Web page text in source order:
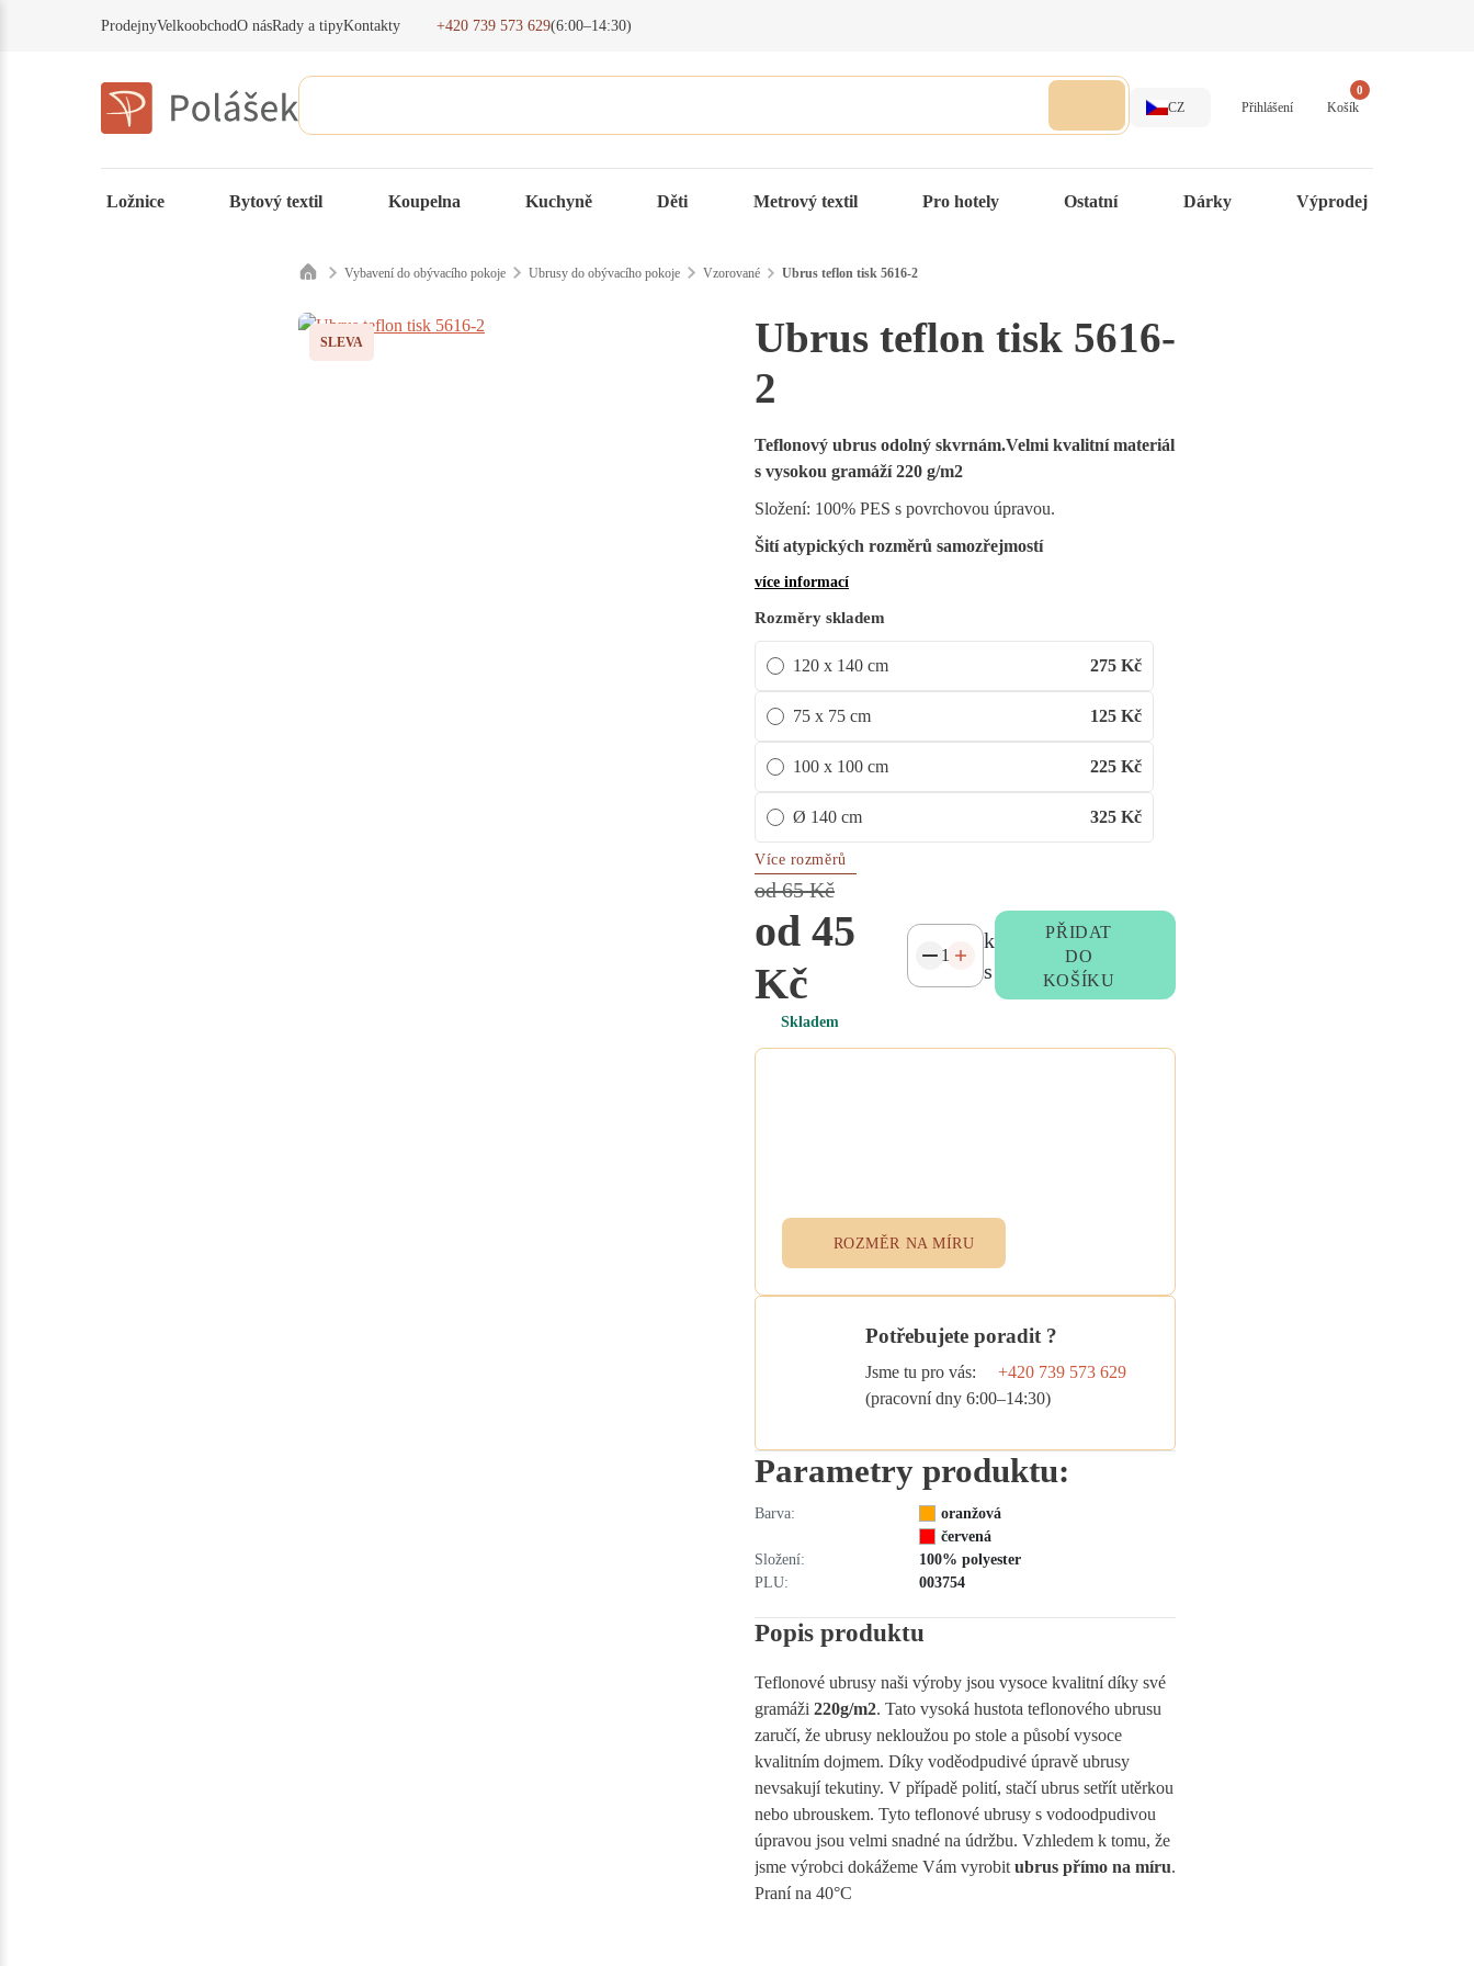
ProdejnyVelkoobchodO násRady a tipyKontakty +420 739 573 629(6:00–14:30)
CZ Přihlášení
0
Košík
Ložnice Bytový textil Koupelna Kuchyně Děti Metrový textil Pro hotely Ostatní Dárky Výprodej
Vybavení do obývacího pokoje Ubrusy do obývacího pokoje Vzorované Ubrus teflon tisk 5616-2
SLEVA
Ubrus teflon tisk 5616-
2
Teflonový ubrus odolný skvrnám.Velmi kvalitní materiál
s vysokou gramáží 220 g/m2
Složení: 100% PES s povrchovou úpravou.
Šití atypických rozměrů samozřejmostí
více informací
Rozměry skladem
120 x 140 cm 275 Kč
75 x 75 cm 125 Kč
100 x 100 cm 225 Kč
Ø 140 cm 325 Kč
Více rozměrů
od 65 Kč
od 45
Kč
Skladem
k
s
PŘIDAT
DO
KOŠÍKU
ROZMĚR NA MÍRU
Potřebujete poradit ?
Jsme tu pro vás:
+420 739 573 629
(pracovní dny 6:00–14:30)
Parametry produktu:
Barva:
oranžová
červená
Složení:
100% polyester
PLU:
003754
Popis produktu
Teflonové ubrusy naši výroby jsou vysoce kvalitní díky své
gramáži 220g/m2. Tato vysoká hustota teflonového ubrusu
zaručí, že ubrusy nekloužou po stole a působí vysoce
kvalitním dojmem. Díky voděodpudivé úpravě ubrusy
nevsakují tekutiny. V případě polití, stačí ubrus setřít utěrkou
nebo ubrouskem. Tyto teflonové ubrusy s vodoodpudivou
úpravou jsou velmi snadné na údržbu. Vzhledem k tomu, že
jsme výrobci dokážeme Vám vyrobit ubrus přímo na míru.
Praní na 40°C